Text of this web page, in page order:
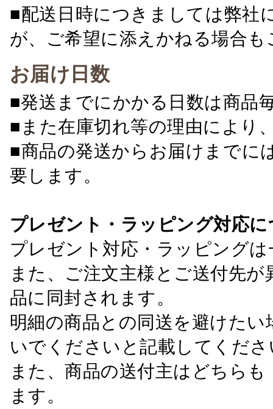
■配送日時につきましては弊社
が、ご希望に添えかねる場合
お届け日数
■発送までにかかる日数は商品
■また在庫切れ等の理由により
■商品の発送からお届けまでに
要します。
プレゼント・ラッピング対応
プレゼント対応・ラッピング
また、ご注文主様とご送付先
品に同封されます。
明細の商品との同送を避けた
いでくださいと記載してくださ
また、商品の送付主はどちら
ます。